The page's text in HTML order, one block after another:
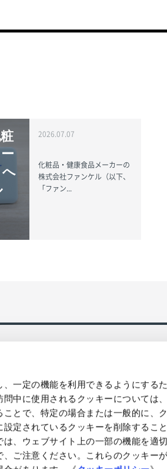
一定の機能を利用できるようにする
中に使用されるクッキーについては
とで、特定の場合または一般的に、
定されているクッキーを削除するこ
、ウェブサイト上の一部の機能を適
ご注意ください。これらのクッキー
2026.07.07
化粧品・健康食品メーカーの
株式会社ファンケル（以下、
「ファン...
卸売対
環境貢献型の製品などによるソリュ
提案やコンサルティングを提供